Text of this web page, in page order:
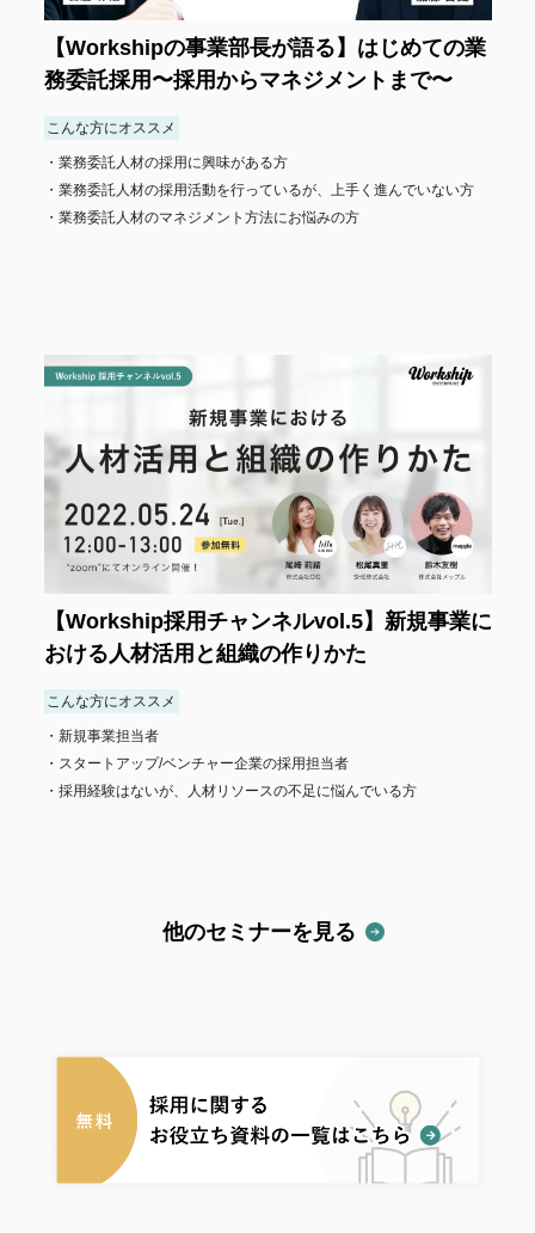
【Workshipの事業部長が語る】はじめての業
務委託採用〜採用からマネジメントまで〜
こんな方にオススメ
業務委託人材の採用に興味がある方
業務委託人材の採用活動を行っているが、上手く進んでいない方
業務委託人材のマネジメント方法にお悩みの方
【Workship採用チャンネルvol.5】新規事業に
おける人材活用と組織の作りかた
こんな方にオススメ
新規事業担当者
スタートアップ/ベンチャー企業の採用担当者
採用経験はないが、人材リソースの不足に悩んでいる方
他のセミナーを見る